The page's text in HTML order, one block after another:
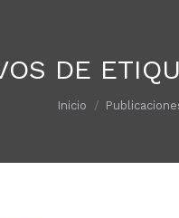
DE
Estás aquí:
Inicio